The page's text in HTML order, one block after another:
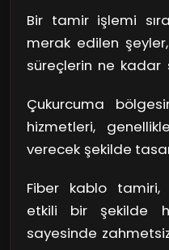
hemen hemen
Peki, tamir süreci
uzman
gördüğünü
gerekli
veya gerekiyorsa
Bir tamir işlemi
merak edilen
süreçlerin ne kadar
bilgilendirerek
iletişim süreci,
bilgilendirmenin
da pekiştirir.
Çukurcuma
hizmetleri,
verecek şekilde
bağlantınızın
gereken süreyi
kaldığınız yerden
Fiber kablo tamiri,
etkili bir şekilde
sayesinde